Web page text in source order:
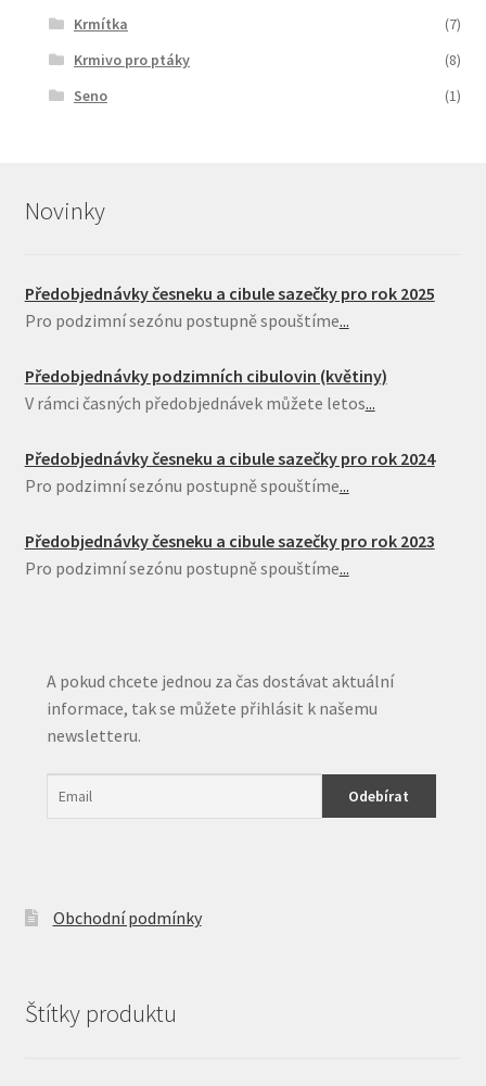
Krmítka
(7)
Krmivo pro ptáky
(8)
Seno
(1)
Novinky
Předobjednávky česneku a cibule sazečky pro rok 2025
Pro podzimní sezónu postupně spouštíme...
Předobjednávky podzimních cibulovin (květiny)
V rámci časných předobjednávek můžete letos...
Předobjednávky česneku a cibule sazečky pro rok 2024
Pro podzimní sezónu postupně spouštíme...
Předobjednávky česneku a cibule sazečky pro rok 2023
Pro podzimní sezónu postupně spouštíme...
A pokud chcete jednou za čas dostávat aktuální
informace, tak se můžete přihlásit k našemu
newsletteru.
Obchodní podmínky
Štítky produktu